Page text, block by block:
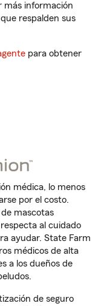
más información
respalden sus
para obtener
médica, lo menos
por el costo.
mascotas
al cuidado
ayudar. State Farm
médicos de alta
a los dueños de
de seguro